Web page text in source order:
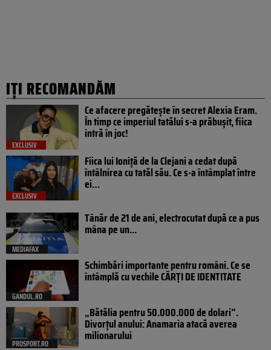
IȚI RECOMANDĂM
EXCLUSIV
Ce afacere pregătește în secret Alexia Eram.
În timp ce imperiul tatălui s-a prăbușit, fiica
intră în joc!
EXCLUSIV
Fiica lui Ioniță de la Clejani a cedat după
întâlnirea cu tatăl său. Ce s-a întâmplat între
ei…
MEDIAFAX
Tânăr de 21 de ani, electrocutat după ce a pus
mâna pe un...
GANDUL.RO
Schimbări importante pentru români. Ce se
întâmplă cu vechile CĂRȚI DE IDENTITATE
PROSPORT.RO
„Bătălia pentru 50.000.000 de dolari”.
Divorțul anului: Anamaria atacă averea
milionarului